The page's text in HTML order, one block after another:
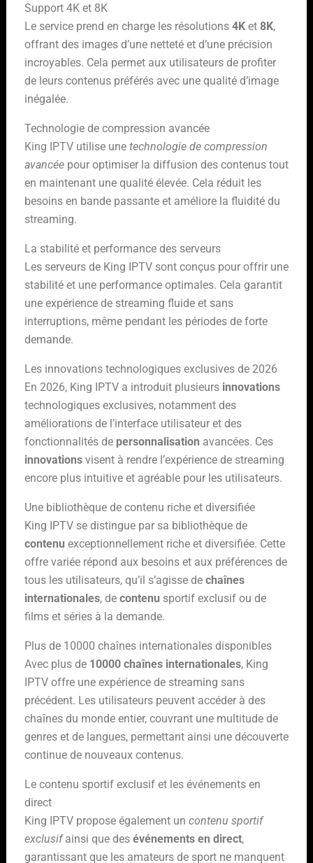
Support 4K et 8K
Le service prend en charge les résolutions 4Ket 8K,
offrant des images d’une netteté et d’une précision
incroyables. Cela permet aux utilisateurs de profiter
de leurs contenus préférés avec une qualité d’image
inégalée.
Technologie de compression avancée
King IPTV utilise une technologie de compression
avancéepour optimiser la diffusion des contenus tout
en maintenant une qualité élevée. Cela réduit les
besoins en bande passante et améliore la fluidité du
streaming.
La stabilité et performance des serveurs
Les serveurs de King IPTV sont conçus pour offrir une
stabilité et une performance optimales. Cela garantit
une expérience de streaming fluide et sans
interruptions, même pendant les périodes de forte
demande.
Les innovations technologiques exclusives de 2026
En 2026, King IPTV a introduit plusieurs innovations
technologiques exclusives, notamment des
améliorations de l’interface utilisateur et des
fonctionnalités de personnalisation avancées. Ces
innovationsvisent à rendre l’expérience de streaming
encore plus intuitive et agréable pour les utilisateurs.
Une bibliothèque de contenu riche et diversifiée
King IPTV se distingue par sa bibliothèque de
contenu exceptionnellement riche et diversifiée. Cette
offre variée répond aux besoins et aux préférences de
tous les utilisateurs, qu’il s’agisse de chaînes
internationales, de contenu sportif exclusif ou de
films et séries à la demande.
Plus de 10000 chaînes internationales disponibles
Avec plus de 10000 chaînes internationales, King
IPTV offre une expérience de streaming sans
précédent. Les utilisateurs peuvent accéder à des
chaînes du monde entier, couvrant une multitude de
genres et de langues, permettant ainsi une découverte
continue de nouveaux contenus.
Le contenu sportif exclusif et les événements en
direct
King IPTV propose également un contenu sportif
exclusifainsi que des événements en direct,
garantissant que les amateurs de sport ne manquent